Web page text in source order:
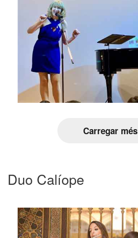
Carregar més
Duo Calíope